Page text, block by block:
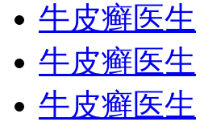
牛皮癣医生
牛皮癣医生
牛皮癣医生